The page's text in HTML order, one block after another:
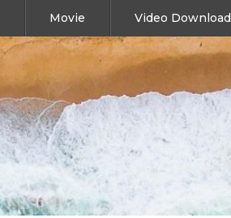
Movie Video Download